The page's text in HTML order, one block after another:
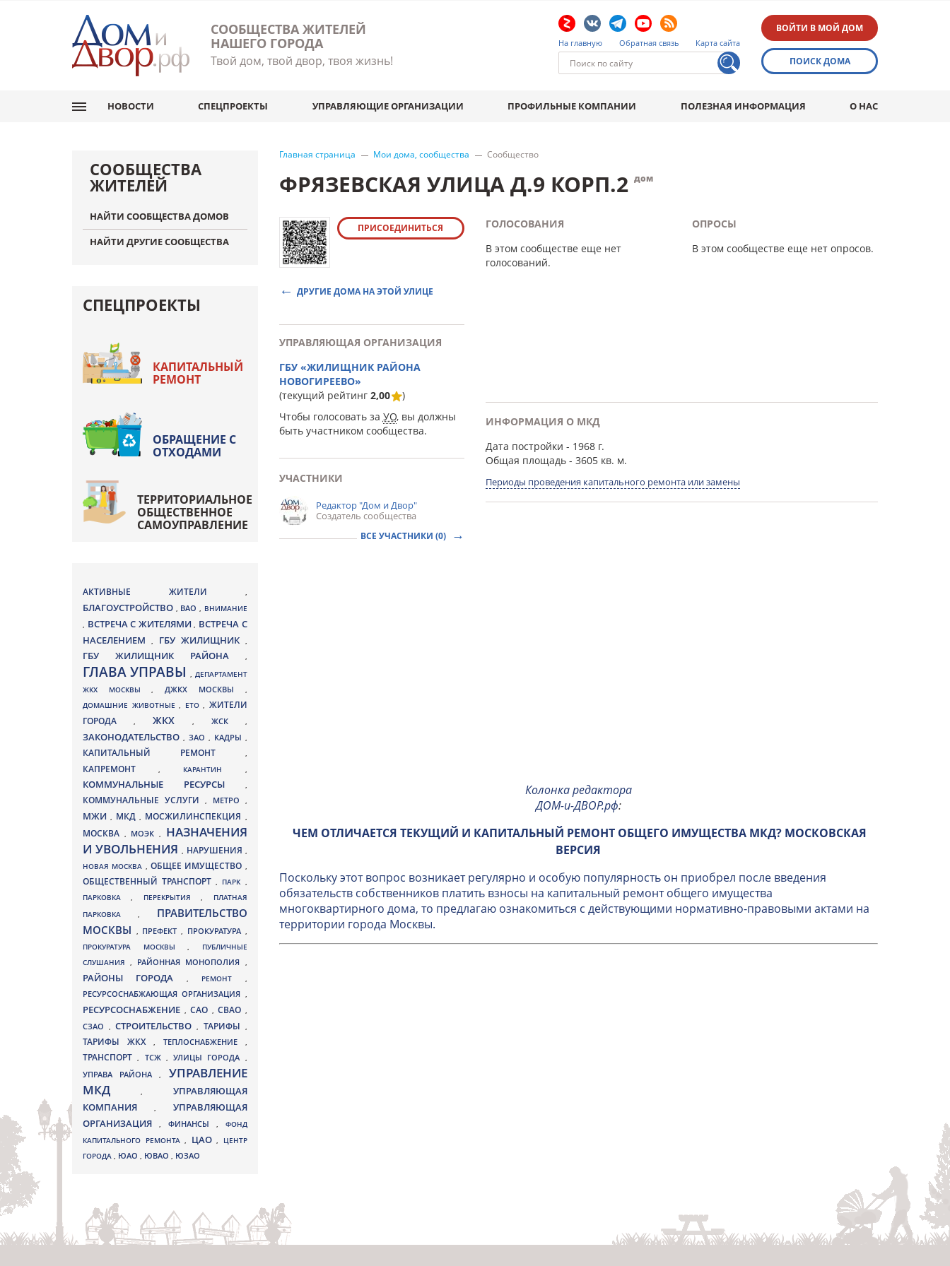
СООБЩЕСТВА ЖИТЕЛЕЙ
НАШЕГО ГОРОДА
Твой дом, твой двор, твоя жизнь!
На главную Обратная связь Карта сайта
ВОЙТИ В МОЙ ДОМ
ПОИСК ДОМА
НОВОСТИ СПЕЦПРОЕКТЫ УПРАВЛЯЮЩИЕ ОРГАНИЗАЦИИ ПРОФИЛЬНЫЕ КОМПАНИИ ПОЛЕЗНАЯ ИНФОРМАЦИЯ О НАС
Главная страница Мои дома, сообщества Сообщество
ФРЯЗЕВСКАЯ УЛИЦА Д.9 КОРП.2 дом
ПРИСОЕДИНИТЬСЯ
ДРУГИЕ ДОМА НА ЭТОЙ УЛИЦЕ
УПРАВЛЯЮЩАЯ ОРГАНИЗАЦИЯ
ГБУ «ЖИЛИЩНИК РАЙОНА
НОВОГИРЕЕВО»
(текущий рейтинг 2,00
)
Чтобы голосовать за УО, вы должны
быть участником сообщества.
УЧАСТНИКИ
Редактор "Дом и Двор"
Создатель сообщества
ВСЕ УЧАСТНИКИ (0)
ГОЛОСОВАНИЯ
В этом сообществе еще нет
голосований.
ОПРОСЫ
В этом сообществе еще нет опросов.
ИНФОРМАЦИЯ О МКД
Дата постройки - 1968 г.
Общая площадь- 3605 кв. м.
Периоды проведения капитального ремонта или замены
Колонка редактора
ДОМ-и-ДВОР.рф:
ЧЕМ ОТЛИЧАЕТСЯ ТЕКУЩИЙ И КАПИТАЛЬНЫЙ РЕМОНТ ОБЩЕГО ИМУЩЕСТВА МКД? МОСКОВСКАЯ
ВЕРСИЯ
Поскольку этот вопрос возникает регулярно и особую популярность он приобрел после введения
обязательств собственников платить взносы на капитальный ремонт общего имущества
многоквартирного дома, то предлагаю ознакомиться с действующими нормативно-правовыми актами на
территории города Москвы.
СООБЩЕСТВА
ЖИТЕЛЕЙ
НАЙТИ СООБЩЕСТВА ДОМОВ
НАЙТИ ДРУГИЕ СООБЩЕСТВА
СПЕЦПРОЕКТЫ
КАПИТАЛЬНЫЙ
РЕМОНТ
ОБРАЩЕНИЕ С
ОТХОДАМИ
ТЕРРИТОРИАЛЬНОЕ
ОБЩЕСТВЕННОЕ
САМОУПРАВЛЕНИЕ
АКТИВНЫЕ ЖИТЕЛИ ,
БЛАГОУСТРОЙСТВО , ВАО , ВНИМАНИЕ
, ВСТРЕЧА С ЖИТЕЛЯМИ, ВСТРЕЧА С
НАСЕЛЕНИЕМ
, ГБУ ЖИЛИЩНИК ,
ГБУ ЖИЛИЩНИК РАЙОНА ,
ГЛАВА УПРАВЫ, ДЕПАРТАМЕНТ
ЖКХ МОСКВЫ,ДЖКХ МОСКВЫ ,
ДОМАШНИЕ ЖИВОТНЫЕ , ЕТО , ЖИТЕЛИ
ГОРОДА
, ЖКХ , ЖСК ,
ЗАКОНОДАТЕЛЬСТВО , ЗАО , КАДРЫ ,
КАПИТАЛЬНЫЙ РЕМОНТ ,
КАПРЕМОНТ , КАРАНТИН ,
КОММУНАЛЬНЫЕ РЕСУРСЫ ,
КОММУНАЛЬНЫЕ УСЛУГИ , МЕТРО ,
МЖИ, МКД , МОСЖИЛИНСПЕКЦИЯ ,
МОСКВА , МОЭК ,
НАЗНАЧЕНИЯ
И УВОЛЬНЕНИЯ , НАРУШЕНИЯ ,
НОВАЯ МОСКВА , ОБЩЕЕ ИМУЩЕСТВО ,
ОБЩЕСТВЕННЫЙ ТРАНСПОРТ, ПАРК ,
ПАРКОВКА, ПЕРЕКРЫТИЯ,
ПЛАТНАЯ
ПАРКОВКА ,
ПРАВИТЕЛЬСТВО
МОСКВЫ , ПРЕФЕКТ, ПРОКУРАТУРА ,
ПРОКУРАТУРА МОСКВЫ ,
ПУБЛИЧНЫЕ
СЛУШАНИЯ, РАЙОННАЯ МОНОПОЛИЯ ,
РАЙОНЫ ГОРОДА , РЕМОНТ ,
РЕСУРСОСНАБЖАЮЩАЯ ОРГАНИЗАЦИЯ ,
РЕСУРСОСНАБЖЕНИЕ , САО , СВАО ,
СЗАО ,СТРОИТЕЛЬСТВО, ТАРИФЫ ,
ТАРИФЫ ЖКХ , ТЕПЛОСНАБЖЕНИЕ ,
ТРАНСПОРТ, ТСЖ , УЛИЦЫ ГОРОДА ,
УПРАВА РАЙОНА, УПРАВЛЕНИЕ
МКД, УПРАВЛЯЮЩАЯ
КОМПАНИЯ
, УПРАВЛЯЮЩАЯ
ОРГАНИЗАЦИЯ
, ФИНАНСЫ , ФОНД
КАПИТАЛЬНОГО РЕМОНТА , ЦАО ,
ЦЕНТР
ГОРОДА , ЮАО , ЮВАО , ЮЗАО